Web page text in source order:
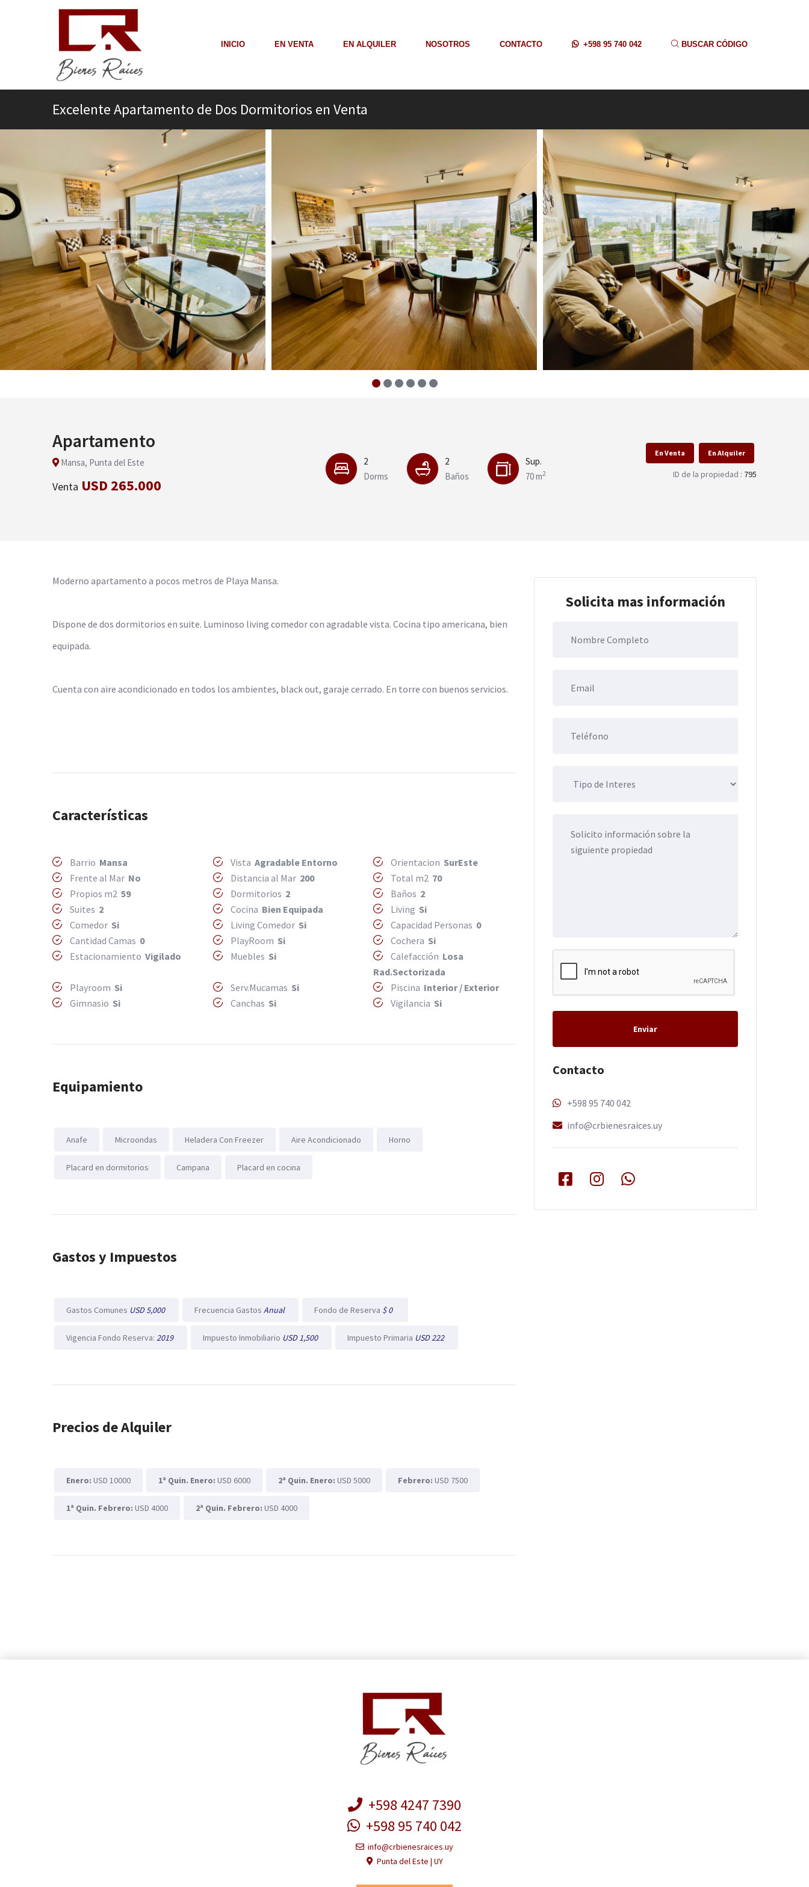
INICIO EN VENTA EN ALQUILER NOSOTROS CONTACTO +598 95 740 042 BUSCAR CÓDIGO
Excelente Apartamento de Dos Dormitorios en Venta
Apartamento
Mansa, Punta del Este
Venta USD 265.000
2
Dorms
2
Baños
Sup.
70 m2
En Venta En Alquiler
ID de la propiedad : 795
Moderno apartamento a pocos metros de Playa Mansa.
Dispone de dos dormitorios en suite. Luminoso living comedor con agradable vista. Cocina tipo americana, bien
equipada.
Cuenta con aire acondicionado en todos los ambientes, black out, garaje cerrado. En torre con buenos servicios.
Características
Barrio Mansa Vista Agradable Entorno Orientacion SurEste
Frente al Mar No Distancia al Mar 200 Total m2 70
Propios m2 59 Dormitorios 2 Baños 2
Suites 2 Cocina Bien Equipada Living Si
Comedor Si Living Comedor Si Capacidad Personas 0
Cantidad Camas 0 PlayRoom Si Cochera Si
Estacionamiento Vigilado Muebles Si Calefacción Losa
Rad.Sectorizada
Playroom Si Serv.Mucamas Si Piscina Interior / Exterior
Gimnasio Si Canchas Si Vigilancia Si
Equipamiento
Anafe Microondas Heladera Con Freezer Aire Acondicionado Horno
Placard en dormitorios Campana Placard en cocina
Gastos y Impuestos
Gastos Comunes USD 5,000 Frecuencia Gastos Anual Fondo de Reserva $ 0
Vigencia Fondo Reserva: 2019 Impuesto Inmobiliario USD 1,500 Impuesto Primaria USD 222
Precios de Alquiler
Enero: USD 10000 1ª Quin. Enero: USD 6000 2ª Quin. Enero: USD 5000 Febrero: USD 7500
1ª Quin. Febrero: USD 4000 2ª Quin. Febrero: USD 4000
Solicita mas información
Enviar
Contacto
+598 95 740 042
info@crbienesraices.uy
+598 4247 7390
+598 95 740 042
info@crbienesraices.uy
Punta del Este | UY